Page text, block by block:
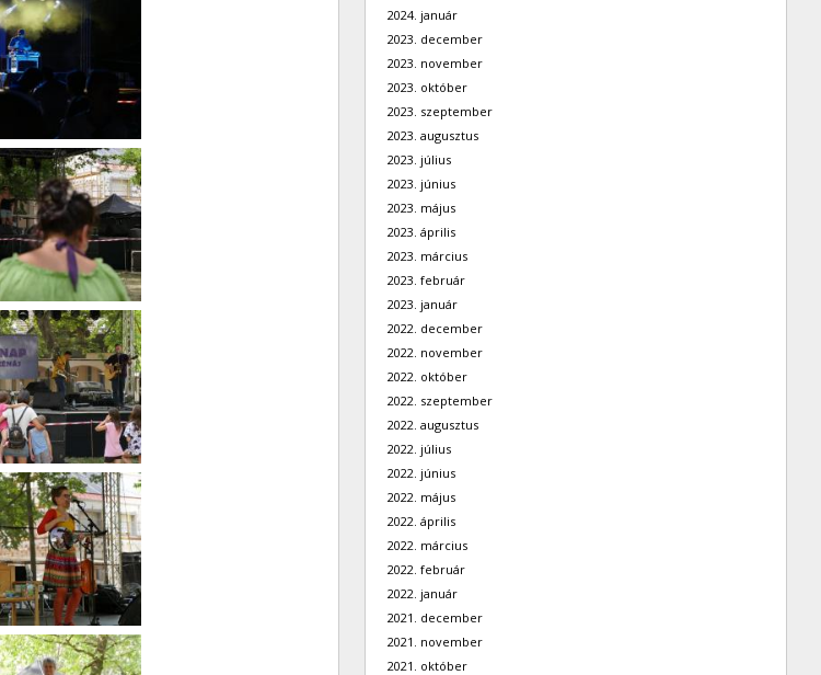
2024. január
2023. december
2023. november
2023. október
2023. szeptember
2023. augusztus
2023. július
2023. június
2023. május
2023. április
2023. március
2023. február
2023. január
2022. december
2022. november
2022. október
2022. szeptember
2022. augusztus
2022. július
2022. június
2022. május
2022. április
2022. március
2022. február
2022. január
2021. december
2021. november
2021. október